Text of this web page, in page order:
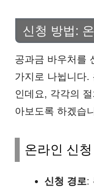
신청 방법:
공과금 바우처를
가지로 나뉩니다.
인데요, 각각의
아보도록 하겠습
온라인 신청
신청 경로: